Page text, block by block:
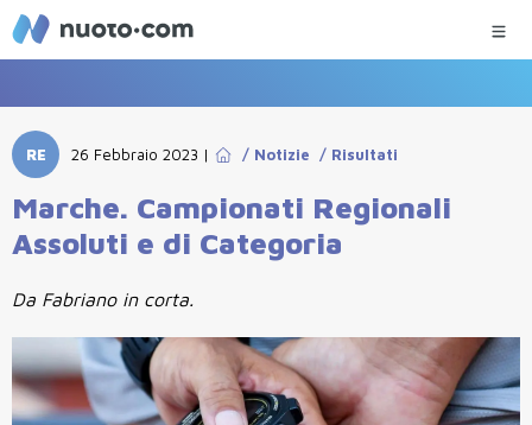
RE 26 Febbraio 2023 | / Notizie / Risultati
Marche. Campionati Regionali
Assoluti e di Categoria
Da Fabriano in corta.